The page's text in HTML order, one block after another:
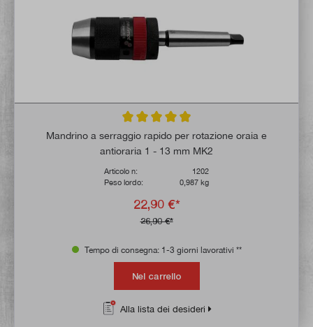
Valutazione media di 4.8 su 5 stelle
Mandrino a serraggio rapido per rotazione oraia e
antioraria 1 - 13 mm MK2
Articolo n:
1202
Peso lordo:
0,987 kg
22,90 €*
26,90 €*
Tempo di consegna: 1-3 giorni lavorativi **
Nel carrello
Alla lista dei desideri